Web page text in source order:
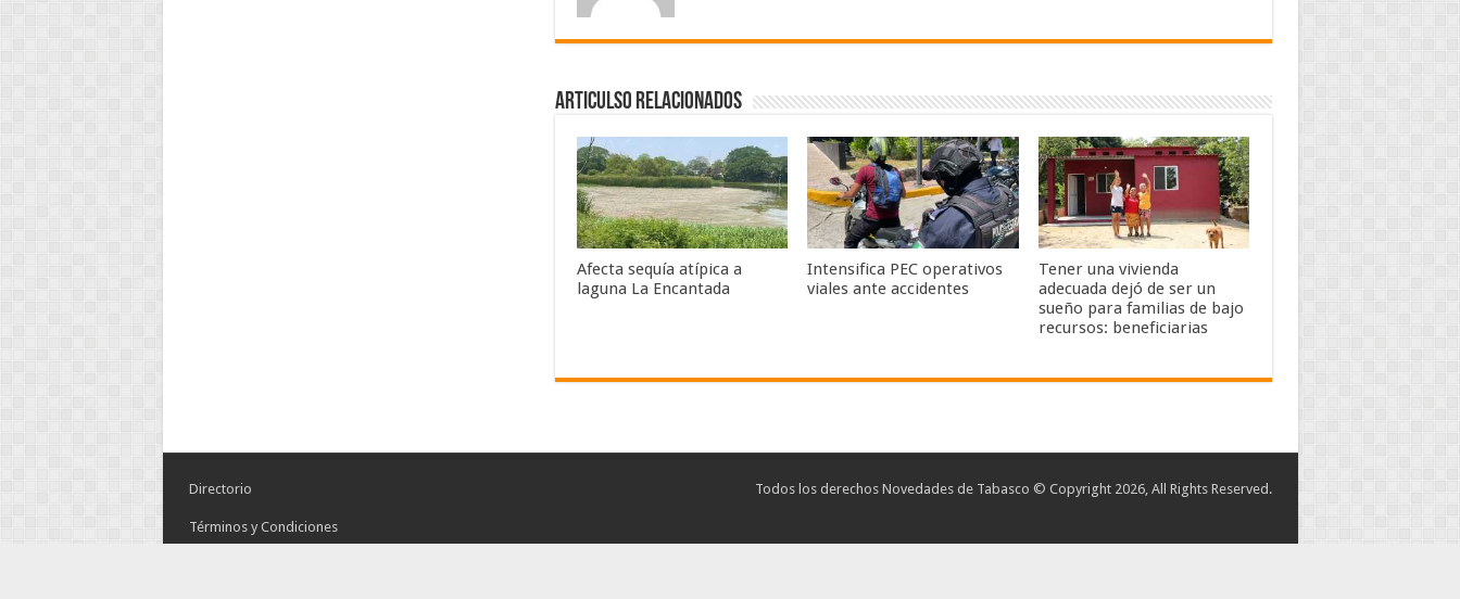
Articulso Relacionados
Afecta sequía atípica a
laguna La Encantada
Intensifica PEC operativos
viales ante accidentes
Tener una vivienda
adecuada dejó de ser un
sueño para familias de bajo
recursos: beneficiarias
Todos los derechos Novedades de Tabasco © Copyright 2026, All Rights Reserved.
Directorio
Términos y Condiciones